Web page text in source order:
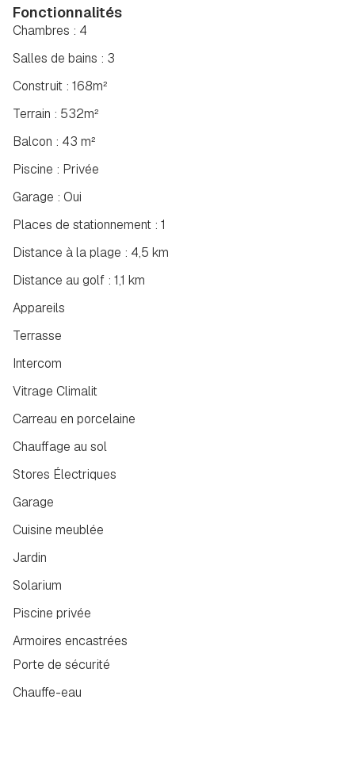
Fonctionnalités
Salles de bains : 3
Chauffe-eau
Construit : 168m²
Chambres : 4
Terrain : 532m²
Balcon : 43 m²
Piscine : Privée
Garage : Oui
Places de stationnement : 1
Distance à la plage : 4,5 km
Distance au golf : 1,1 km
Appareils
Terrasse
Intercom
Vitrage Climalit
Carreau en porcelaine
Chauffage au sol
Stores Électriques
Garage
Cuisine meublée
Jardin
Solarium
Piscine privée
Armoires encastrées
Porte de sécurité